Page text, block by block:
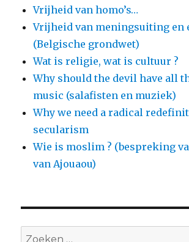
Vrijheid van homo’s…
Vrijheid van meningsuiting en
(Belgische grondwet)
Wat is religie, wat is cultuur ?
Why should the devil have all
music (salafisten en muziek)
Why we need a radical
secularism
Wie is moslim ? (bespreking
van Ajouaou)
Zoeken